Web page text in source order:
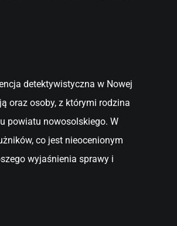
detektywistyczna w Nowej
oraz osoby, z którymi rodzina
powiatu nowosolskiego. W
co jest nieocenionym
wyjaśnienia sprawy i